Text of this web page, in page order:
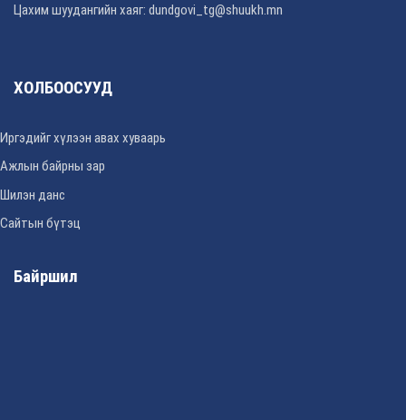
Цахим шуудангийн хаяг: dundgovi_tg@shuukh.mn
ХОЛБООСУУД
Иргэдийг хүлээн авах хуваарь
Ажлын байрны зар
Шилэн данс
Сайтын бүтэц
Байршил